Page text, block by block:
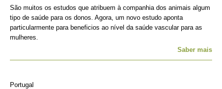
São muitos os estudos que atribuem à companhia dos animais algum
tipo de saúde para os donos. Agora, um novo estudo aponta
particularmente para beneficios ao nível da saúde vascular para as
mulheres.
Saber mais
Portugal